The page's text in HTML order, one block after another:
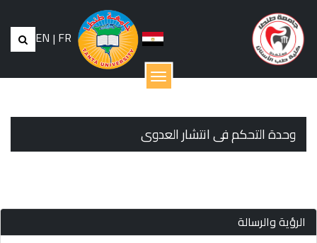
EN | FR
القائمة
وحدة التحكم فى انتشار العدوى
الرؤية والرسالة